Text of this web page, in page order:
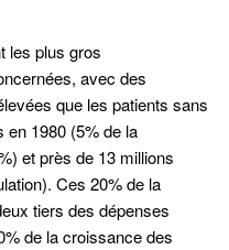
les plus gros
avec des
que les patients sans
en 1980 (5% de la
et près de 13 millions
Ces 20% de la
tiers des dépenses
de la croissance des